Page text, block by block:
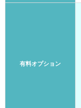
有料オプション